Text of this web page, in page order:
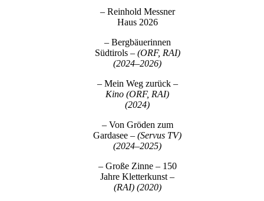
– Reinhold Messner
Haus 2026
– Bergbäuerinnen
Südtirols – (ORF, RAI)
(2024–2026)
– Mein Weg zurück –
Kino (ORF, RAI)
(2024)
– Von Gröden zum
Gardasee – (Servus TV)
(2024–2025)
– Große Zinne – 150
Jahre Kletterkunst –
(RAI) (2020)